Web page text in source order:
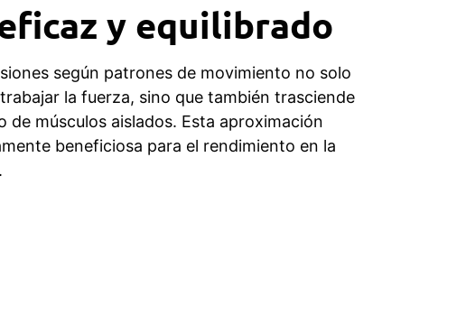
y equilibrado
según patrones de movimiento no solo
la fuerza, sino que también trasciende
de músculos aislados. Esta aproximación
beneficiosa para el rendimiento en la